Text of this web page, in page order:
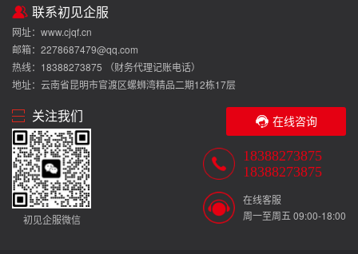
联系初见企服
网址：www.cjqf.cn
邮箱：2278687479@qq.com
热线：18388273875 （财务代理记账电话）
地址：云南省昆明市官渡区螺蛳湾精品二期12栋17层
关注我们
初见企服微信
在线咨询
18388273875
18388273875
在线客服
周一至周五 09:00-18:00